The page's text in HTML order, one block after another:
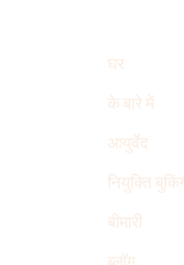
घर
के बारे में
आयुर्वेद
नियुक्ति बुकिंग
बीमारी